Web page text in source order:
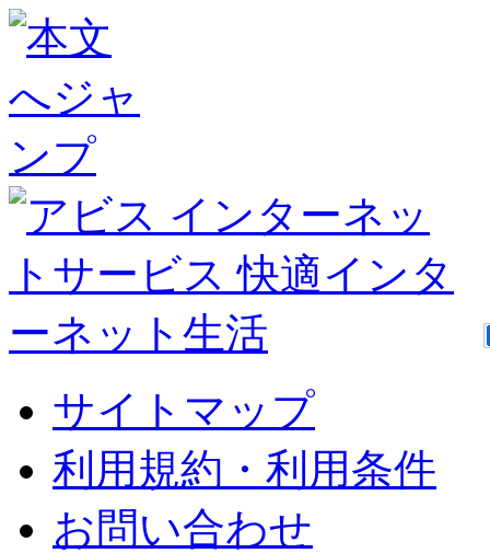
サイトマップ
利用規約・利用条件
お問い合わせ